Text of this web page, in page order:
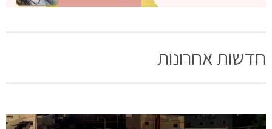
חדשות אחרונות